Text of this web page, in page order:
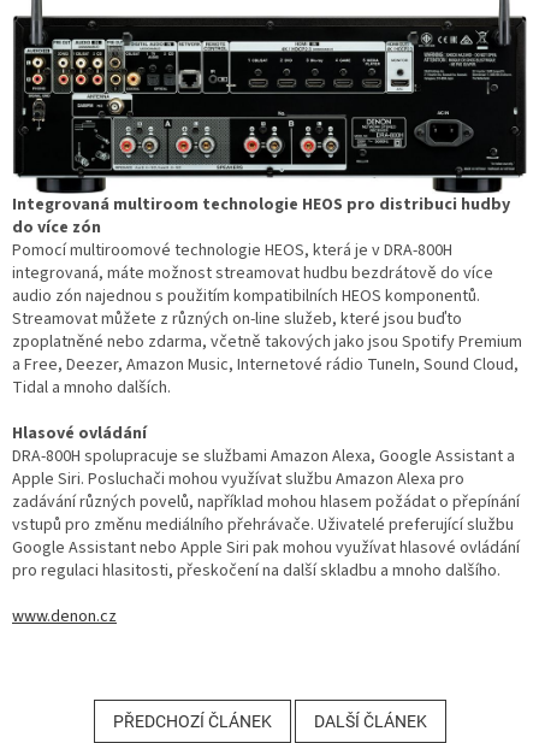
Integrovaná multiroom technologie HEOS pro distribuci hudby
do více zón
Pomocí multiroomové technologie HEOS, která je v DRA-800H
integrovaná, máte možnost streamovat hudbu bezdrátově do více
audio zón najednou s použitím kompatibilních HEOS komponentů.
Streamovat můžete z různých on-line služeb, které jsou buďto
zpoplatněné nebo zdarma, včetně takových jako jsou Spotify Premium
a Free, Deezer, Amazon Music, Internetové rádio TuneIn, Sound Cloud,
Tidal a mnoho dalších.
Hlasové ovládání
DRA-800H spolupracuje se službami Amazon Alexa, Google Assistant a
Apple Siri. Posluchači mohou využívat službu Amazon Alexa pro
zadávání různých povelů, například mohou hlasem požádat o přepínání
vstupů pro změnu mediálního přehrávače. Uživatelé preferující službu
Google Assistant nebo Apple Siri pak mohou využívat hlasové ovládání
pro regulaci hlasitosti, přeskočení na další skladbu a mnoho dalšího.
www.denon.cz
PŘEDCHOZÍ ČLÁNEK DALŠÍ ČLÁNEK